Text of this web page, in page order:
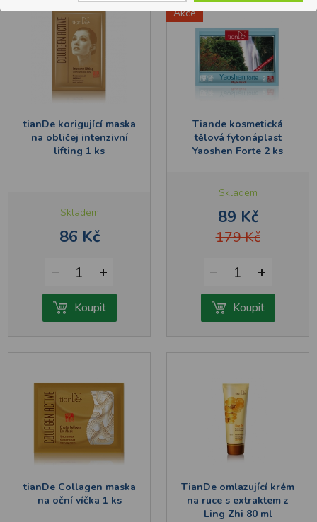
tianDe korigující maska
na obličej intenzivní
lifting 1 ks
Skladem
86 Kč
1
Koupit
Akce
Tiande kosmetická
tělová fytonáplast
Yaoshen Forte 2 ks
Skladem
89 Kč
179 Kč
1
Koupit
tianDe Collagen maska
na oční víčka 1 ks
TianDe omlazující krém
na ruce s extraktem z
Ling Zhi 80 ml